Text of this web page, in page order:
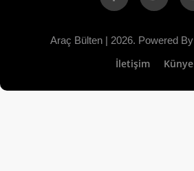
Araç Bülten | 2026. Powered By
İletişim Künye